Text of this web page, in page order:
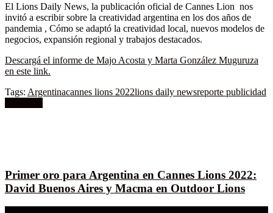
El Lions Daily News, la publicación oficial de Cannes Lion nos
invitó a escribir sobre la creatividad argentina en los dos años de
pandemia , Cómo se adaptó la creatividad local, nuevos modelos de
negocios, expansión regional y trabajos destacados.
Descargá el informe de Majo Acosta y Marta González Muguruza
en este link.
Tags: Argentinacannes lions 2022lions daily newsreporte publicidad
Primer oro para Argentina en Cannes Lions 2022:
David Buenos Aires y Macma en Outdoor Lions